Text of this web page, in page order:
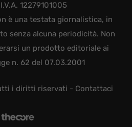
12279101005
è una testata giornalistica, in
senza alcuna periodicità. Non
un prodotto editoriale ai
n. 62 del 07.03.2001
i diritti riservati - Contattaci